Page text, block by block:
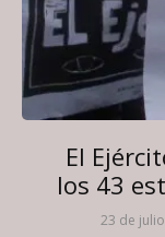
El
los 43
23 de